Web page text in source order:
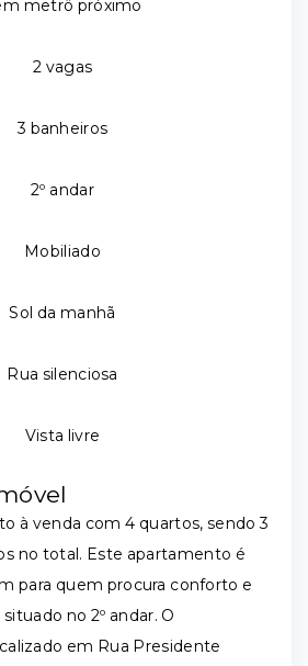
metrô próximo
2 vagas
3 banheiros
2º andar
Mobiliado
Sol da manhã
Rua silenciosa
Vista livre
à venda com 4 quartos, sendo 3
no total. Este apartamento é
para quem procura conforto e
no 2º andar. O
em Rua Presidente